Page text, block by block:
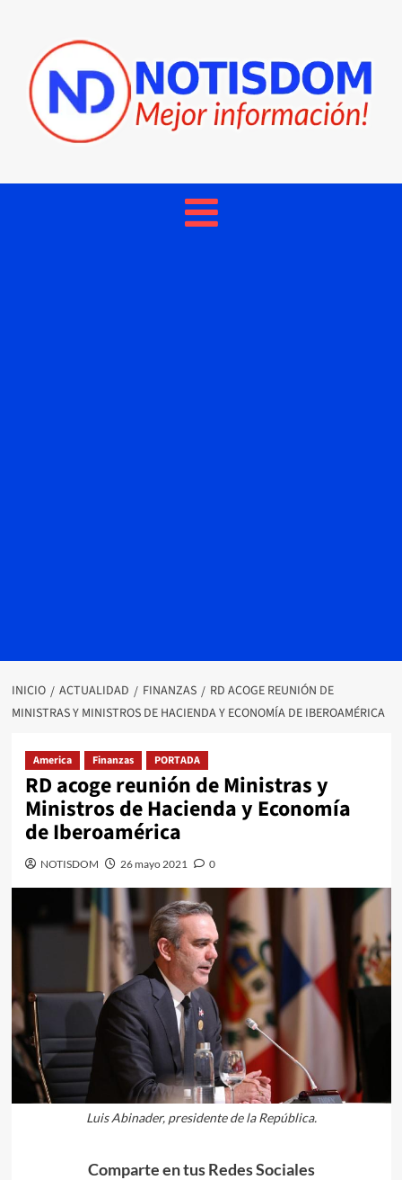
INICIO ACTUALIDAD FINANZAS
RD ACOGE REUNIÓN DE
MINISTRAS Y MINISTROS DE HACIENDA Y ECONOMÍA DE IBEROAMÉRICA
America Finanzas PORTADA
RD acoge reunión de Ministras y
Ministros de Hacienda y Economía
de Iberoamérica
NOTISDOM 26 mayo 2021 0
Luis Abinader, presidente de la República.
Comparte en tus Redes Sociales